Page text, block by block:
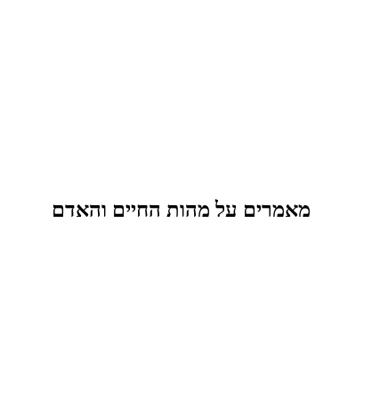
מאמרים על מהות החיים והאדם